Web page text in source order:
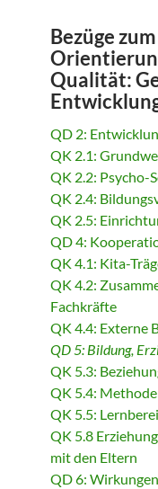
Bezüge zum
Qualität:
QD 2:
QK 2.1:
QK 2.2: Psycho-
QK 2.4:
QK 2.5:
QD 4:
QK 4.1: Kita-
QK 4.2:
Fachkräfte
QK 4.4: Externe
QD 5: Bildung,
QK 5.3:
QK 5.4:
QK 5.5:
QK 5.8
mit den Eltern
QD 6: Wirkungen